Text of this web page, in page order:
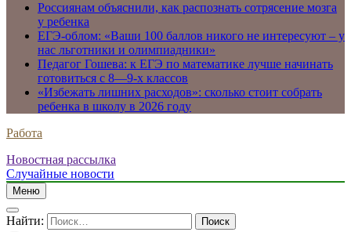
Россиянам объяснили, как распознать сотрясение мозга
у ребенка
ЕГЭ-облом: «Ваши 100 баллов никого не интересуют – у
нас льготники и олимпиадники»
Педагог Гошева: к ЕГЭ по математике лучше начинать
готовиться с 8—9-х классов
«Избежать лишних расходов»: сколько стоит собрать
ребенка в школу в 2026 году
Работа
Новостная рассылка
Случайные новости
Меню
Найти: